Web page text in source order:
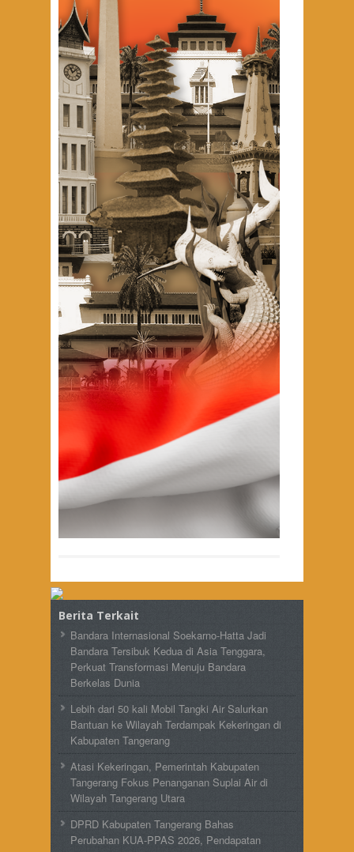
Berita Terkait
Bandara Internasional Soekarno-Hatta Jadi
Bandara Tersibuk Kedua di Asia Tenggara,
Perkuat Transformasi Menuju Bandara
Berkelas Dunia
Lebih dari 50 kali Mobil Tangki Air Salurkan
Bantuan ke Wilayah Terdampak Kekeringan di
Kabupaten Tangerang
Atasi Kekeringan, Pemerintah Kabupaten
Tangerang Fokus Penanganan Suplai Air di
Wilayah Tangerang Utara
DPRD Kabupaten Tangerang Bahas
Perubahan KUA-PPAS 2026, Pendapatan